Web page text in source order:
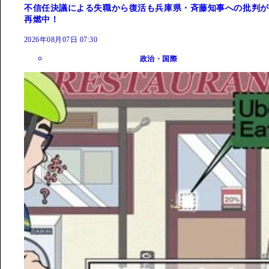
不信任決議による失職から復活も兵庫県・斉藤知事への批判が
再燃中！
2026年08月07日 07:30
政治・国際